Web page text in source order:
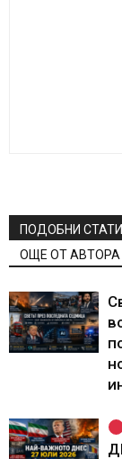
ПОДОБНИ
ОЩЕ ОТ АВТОРА